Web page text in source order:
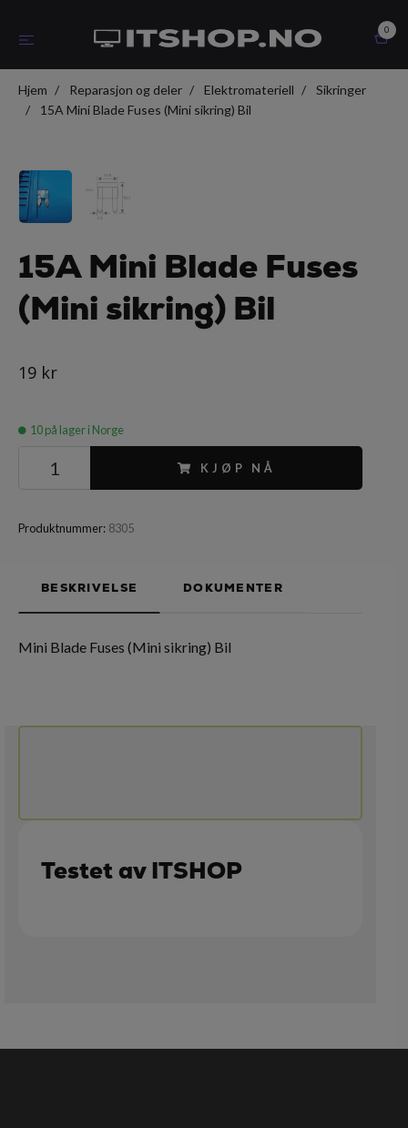
0
Hjem Reparasjon og deler Elektromateriell
Sikringer
15A Mini Blade Fuses (Mini sikring) Bil
15A Mini Blade Fuses
(Mini sikring) Bil
19 kr
10på lager i Norge
KJØP NÅ
Produktnummer: 8305
BESKRIVELSE DOKUMENTER
Mini Blade Fuses (Mini sikring) Bil
Testet av ITSHOP